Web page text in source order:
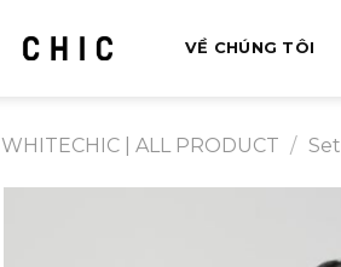
VỀ CHÚNG TÔI
WHITECHIC | ALL PRODUCT / Set